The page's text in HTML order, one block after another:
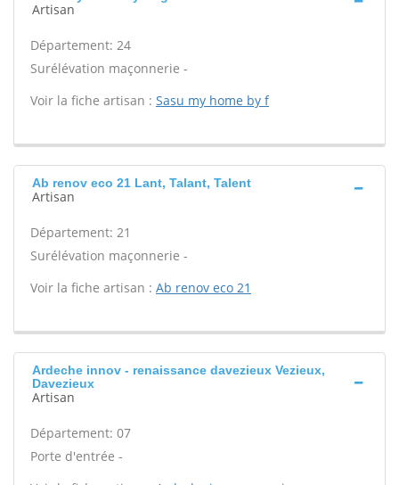
Artisan
Département: 24
Surélévation maçonnerie -
Voir la fiche artisan : Sasu my home by f
Ab renov eco 21 Lant, Talant, Talent
Artisan
Département: 21
Surélévation maçonnerie -
Voir la fiche artisan : Ab renov eco 21
Ardeche innov - renaissance davezieux Vezieux,
Davezieux
Artisan
Département: 07
Porte d'entrée -